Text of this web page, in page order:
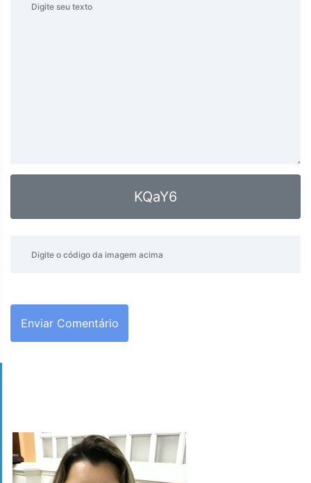
KQaY6
Enviar Comentário